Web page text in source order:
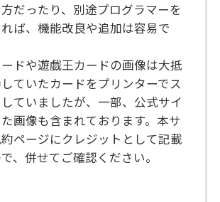
だったり、別途プログラマーを
ば、機能改良や追加は容易で
ドや遊戯王カードの画像は大抵
ていたカードをプリンターでス
ていましたが、一部、公式サイ
画像も含まれております。本サ
ページにクレジットとして記載
、併せてご確認ください。